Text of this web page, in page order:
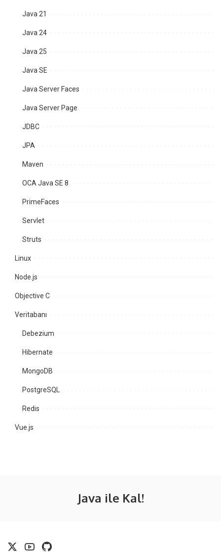
Java 21
Java 24
Java 25
Java SE
Java Server Faces
Java Server Page
JDBC
JPA
Maven
OCA Java SE 8
PrimeFaces
Servlet
Struts
Linux
Node.js
Objective C
Veritabanı
Debezium
Hibernate
MongoDB
PostgreSQL
Redis
Vue.js
Java ile Kal!